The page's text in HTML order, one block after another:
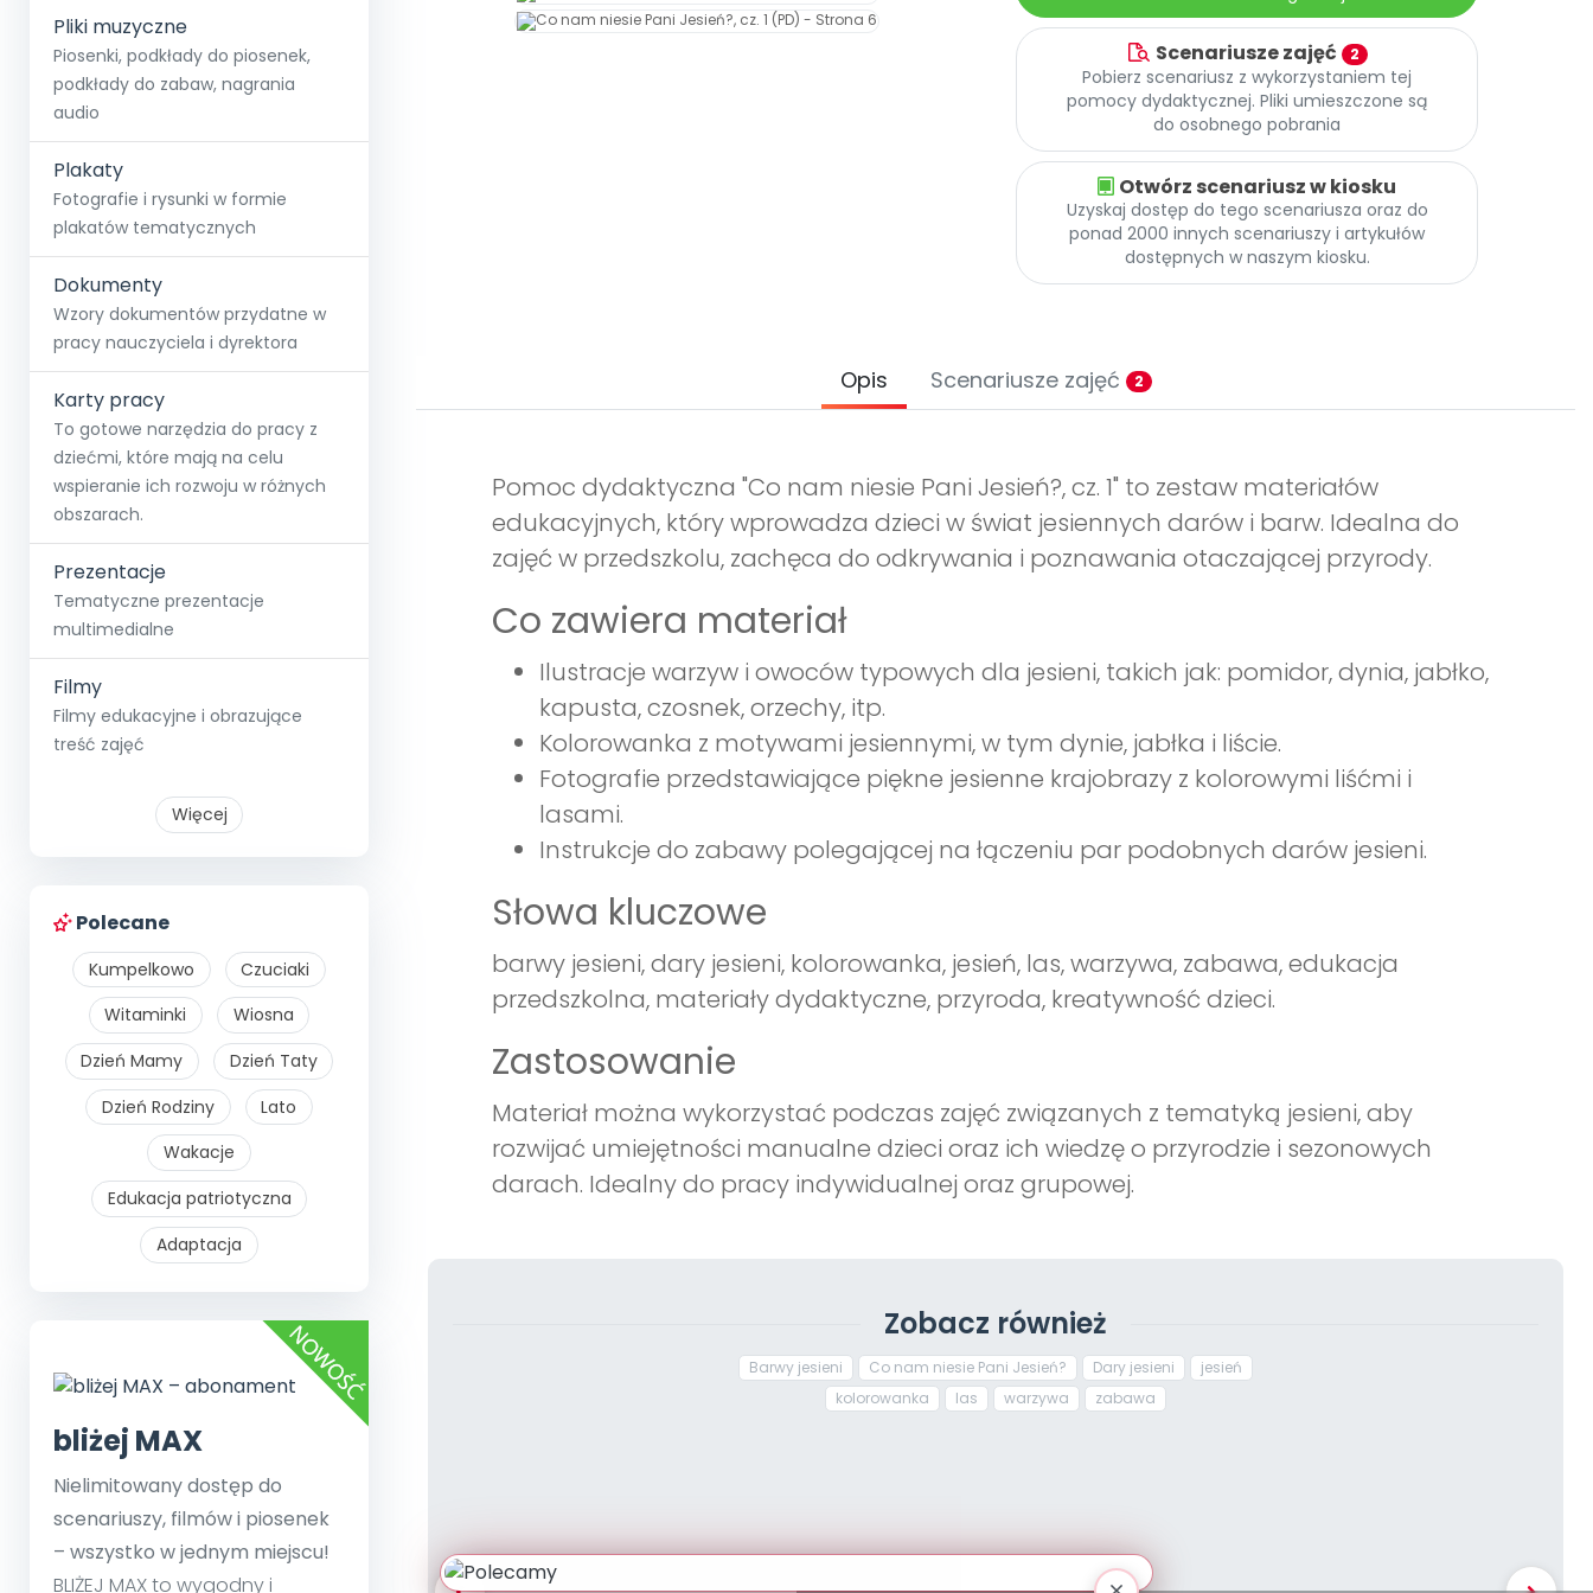
Pliki muzyczne
Piosenki, podkłady do piosenek,
podkłady do zabaw, nagrania
audio
Plakaty
Fotografie i rysunki w formie
plakatów tematycznych
Dokumenty
Wzory dokumentów przydatne w
pracy nauczyciela i dyrektora
Karty pracy
To gotowe narzędzia do pracy z
dziećmi, które mają na celu
wspieranie ich rozwoju w różnych
obszarach.
Prezentacje
Tematyczne prezentacje
multimedialne
Filmy
Filmy edukacyjne i obrazujące
treść zajęć
Więcej
Polecane
Kumpelkowo
Czuciaki
Witaminki
Wiosna
Dzień Mamy
Dzień Taty
Dzień Rodziny
Lato
Wakacje
Edukacja patriotyczna
Adaptacja
bliżej MAX
Nielimitowany dostęp do
scenariuszy, filmów i piosenek
– wszystko w jednym miejscu!
BLIŻEJ MAX to wygodny i
Scenariusze zajęć 2
Pobierz scenariusz z wykorzystaniem tej
pomocy dydaktycznej. Pliki umieszczone są
do osobnego pobrania
Otwórz scenariusz w kiosku
Uzyskaj dostęp do tego scenariusza oraz do
ponad 2000 innych scenariuszy i artykułów
dostępnych w naszym kiosku.
Opis Scenariusze zajęć 2
Pomoc dydaktyczna "Co nam niesie Pani Jesień?, cz. 1" to zestaw materiałów
edukacyjnych, który wprowadza dzieci w świat jesiennych darów i barw. Idealna do
zajęć w przedszkolu, zachęca do odkrywania i poznawania otaczającej przyrody.
Co zawiera materiał
Ilustracje warzyw i owoców typowych dla jesieni, takich jak: pomidor, dynia, jabłko,
kapusta, czosnek, orzechy, itp.
Kolorowanka z motywami jesiennymi, w tym dynie, jabłka i liście.
Fotografie przedstawiające piękne jesienne krajobrazy z kolorowymi liśćmi i
lasami.
Instrukcje do zabawy polegającej na łączeniu par podobnych darów jesieni.
Słowa kluczowe
barwy jesieni, dary jesieni, kolorowanka, jesień, las, warzywa, zabawa, edukacja
przedszkolna, materiały dydaktyczne, przyroda, kreatywność dzieci.
Zastosowanie
Materiał można wykorzystać podczas zajęć związanych z tematyką jesieni, aby
rozwijać umiejętności manualne dzieci oraz ich wiedzę o przyrodzie i sezonowych
darach. Idealny do pracy indywidualnej oraz grupowej.
Zobacz również
Barwy jesieni Co nam niesie Pani Jesień? Dary jesieni
jesień
kolorowanka
las warzywa zabawa